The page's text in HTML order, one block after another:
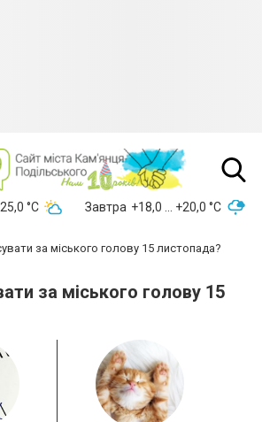
°С Завтра +18,0 ... +20,0 °С
за міського голову 15 листопада?
за міського голову 15